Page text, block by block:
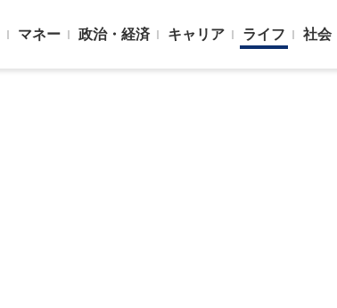
マネー 政治・経済 キャリア ライフ 社会